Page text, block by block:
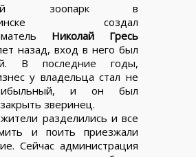
зоопарк в
создал
Николай Гресь
назад, вход в него был
В последние годы,
у владельца стал не
и он был
зверинец.
разделились и все
и поить приезжали
Сейчас администрация